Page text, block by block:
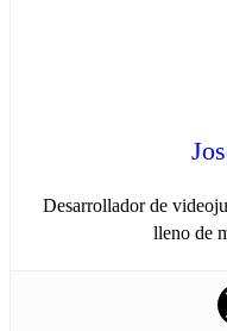
Desarrollador de
lleno de